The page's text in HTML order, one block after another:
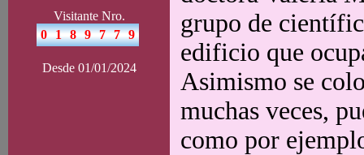
Visitante Nro.
Desde 01/01/2024
grupo de
edificio que
Asimismo se
muchas veces,
como por